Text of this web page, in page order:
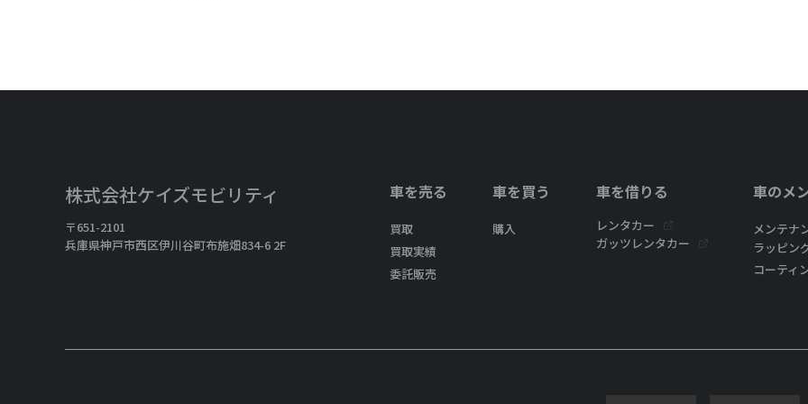
株式会社ケイズモビリティ
〒651-2101
兵庫県神戸市西区伊川谷町布施畑834-6 2F
車を売る
買取
買取実績
委託販売
車を買う
購入
車を借りる
レンタカー
ガッツレンタカー
車のメ
メンテナ
ラッピン
コーティ